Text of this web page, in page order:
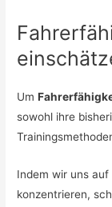
Um
sowohl ihre
Indem wir uns
konzentrieren,